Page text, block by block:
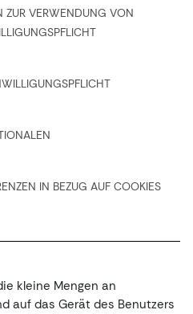
ZUR VERWENDUNG VON
IN BEZUG AUF COOKIES
kleine Mengen an
auf das Gerät des Benutzers